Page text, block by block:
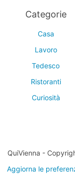
Categorie
Casa
Lavoro
Tedesco
Ristoranti
Curiosità
QuiVienna -
Aggiorna le